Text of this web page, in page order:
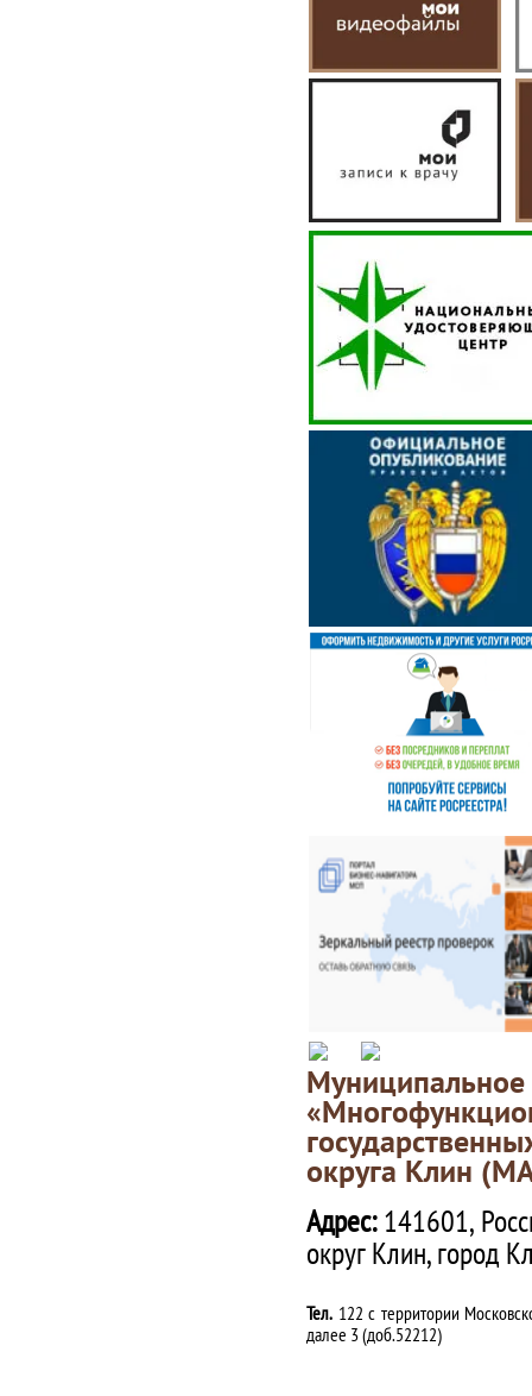
округа Клин
Адрес:141601,
округ Клин, город
Тел. 122 с территории
далее 3 (доб.52212)